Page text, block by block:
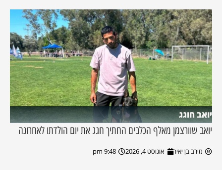
יואב חוגג
יואב שוורצמן מאלף הכלבים החתיך חגג את יום הולדתו לאחרונה
מירב בן יאיר אוגוסט 4, 2026 9:48 pm